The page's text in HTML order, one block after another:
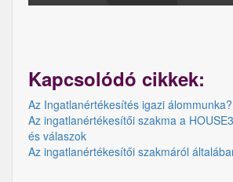
Kapcsolódó cikkek:
Az Ingatlanértékesítés igazi álommunka?
Az ingatlanértékesítői szakma a
és válaszok
Az ingatlanértékesítői szakmáról